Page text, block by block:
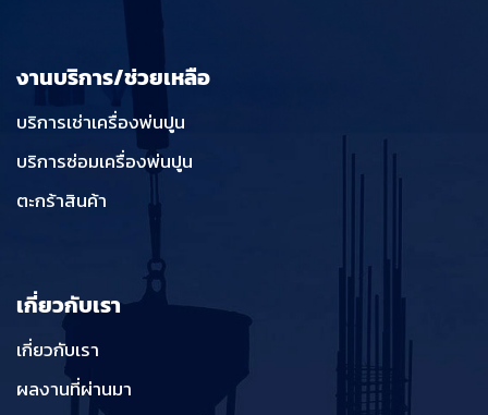
งานบริการ/ช่วยเหลือ
บริการเช่าเครื่องพ่นปูน
บริการซ่อมเครื่องพ่นปูน
ตะกร้าสินค้า
เกี่ยวกับเรา
เกี่ยวกับเรา
ผลงานที่ผ่านมา